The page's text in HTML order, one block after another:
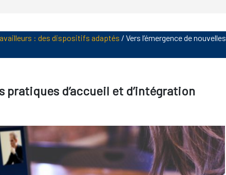
: des dispositifs adaptés / Vers l’émergence de nouvelles
pratiques d’accueil et d’intégration